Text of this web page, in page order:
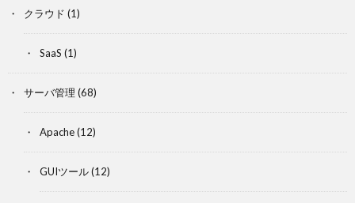
クラウド (1)
SaaS (1)
サーバ管理 (68)
Apache(12)
GUIツール(12)